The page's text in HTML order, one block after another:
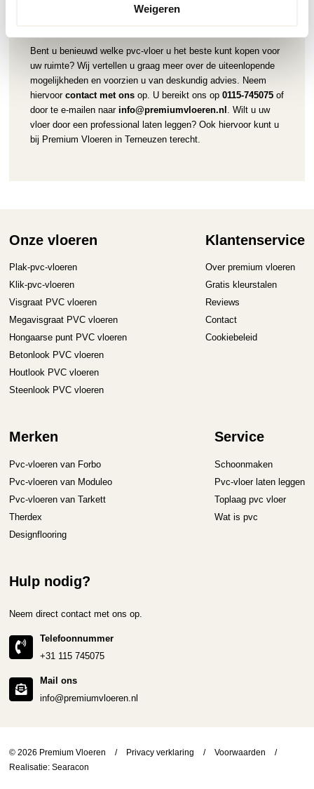
Weigeren
Vraag naar de mogelijkheden
Bent u benieuwd welke pvc-vloer u het beste kunt kopen voor
uw ruimte? Wij vertellen u graag meer over de uiteenlopende
mogelijkheden en voorzien u van deskundig advies. Neem
hiervoor contact met onsop. U bereikt ons op 0115-745075of
door te e-mailen naar info@premiumvloeren.nl
. Wilt u uw
vloer door een professional laten leggen? Ook hiervoor kunt u
bij Premium Vloeren in Terneuzen terecht.
Onze vloeren
Plak-pvc-vloeren
Klik-pvc-vloeren
Visgraat PVC vloeren
Megavisgraat PVC vloeren
Hongaarse punt PVC vloeren
Betonlook PVC vloeren
Houtlook PVC vloeren
Steenlook PVC vloeren
Klantenservice
Over premium vloeren
Gratis kleurstalen
Reviews
Contact
Cookiebeleid
Merken
Pvc-vloeren van Forbo
Pvc-vloeren van Moduleo
Pvc-vloeren van Tarkett
Therdex
Designflooring
Service
Schoonmaken
Pvc-vloer laten leggen
Toplaag pvc vloer
Wat is pvc
Hulp nodig?
Neem direct contact met ons op.
Telefoonnummer
+31 115 745075
Mail ons
info@premiumvloeren.nl
© 2026 Premium Vloeren / Privacy verklaring / Voorwaarden
/
Realisatie:Searacon